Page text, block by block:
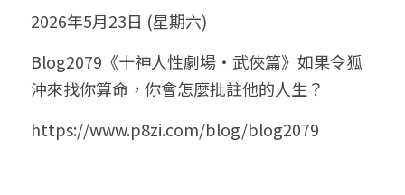
2026年5月23日 (星期六)
Blog2079《十神人性劇場・武俠篇》如果令狐
沖來找你算命，你會怎麼批註他的人生？
https://www.p8zi.com/blog/blog2079